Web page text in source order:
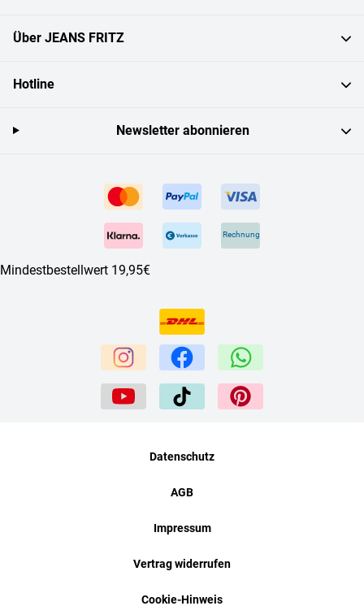
Über JEANS FRITZ
Hotline
Rechnung
Mindestbestellwert 19,95€
Newsletter abonnieren
Datenschutz
AGB
Impressum
Vertrag widerrufen
Cookie-Hinweis